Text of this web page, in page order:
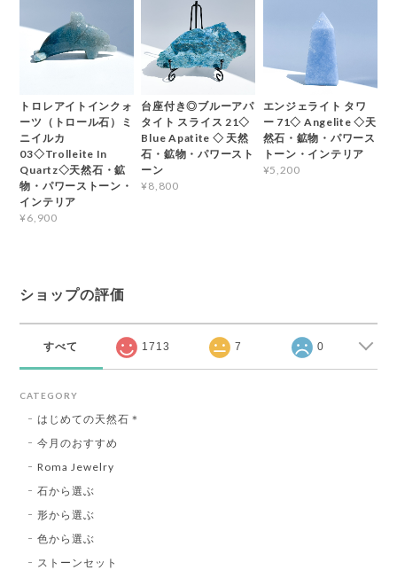
トロレアイトインクォ
ーツ（トロール石）ミ
ニイルカ
03◇Trolleite In
Quartz◇天然石・鉱
物・パワーストーン・
インテリア
¥6,900
台座付き◎ブルーアパ
タイト スライス 21◇
Blue Apatite ◇ 天然
石・鉱物・パワースト
ーン
¥8,800
エンジェライト タワ
ー 71◇ Angelite ◇天
然石・鉱物・パワース
トーン・インテリア
¥5,200
ショップの評価
すべて 1713 7 0
CATEGORY
はじめての天然石＊
今月のおすすめ
Roma Jewelry
石から選ぶ
形から選ぶ
色から選ぶ
ストーンセット